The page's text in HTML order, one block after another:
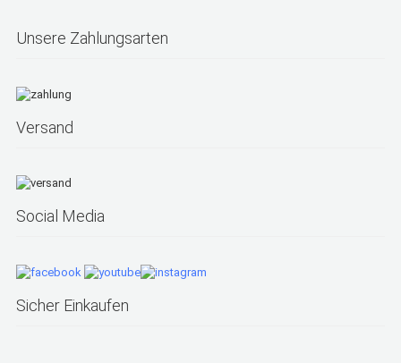
Unsere Zahlungsarten
Versand
Social Media
Sicher Einkaufen